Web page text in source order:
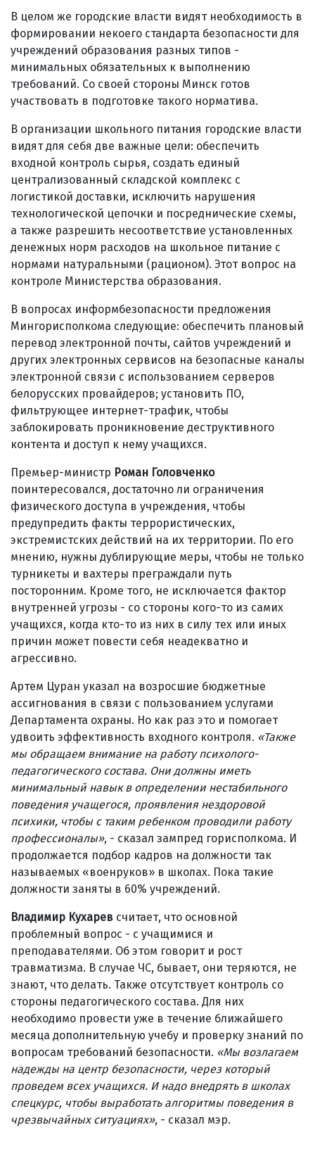
В целом же городские власти видят необходимость в
формировании некоего стандарта безопасности для
учреждений образования разных типов -
минимальных обязательных к выполнению
требований. Со своей стороны Минск готов
участвовать в подготовке такого норматива.
В организации школьного питания городские власти
видят для себя две важные цели: обеспечить
входной контроль сырья, создать единый
централизованный складской комплекс с
логистикой доставки, исключить нарушения
технологической цепочки и посреднические схемы,
а также разрешить несоответствие установленных
денежных норм расходов на школьное питание с
нормами натуральными (рационом). Этот вопрос на
контроле Министерства образования.
В вопросах информбезопасности предложения
Мингорисполкома следующие: обеспечить плановый
перевод электронной почты, сайтов учреждений и
других электронных сервисов на безопасные каналы
электронной связи с использованием серверов
белорусских провайдеров; установить ПО,
фильтрующее интернет-трафик, чтобы
заблокировать проникновение деструктивного
контента и доступ к нему учащихся.
Премьер-министр Роман Головченко
поинтересовался, достаточно ли ограничения
физического доступа в учреждения, чтобы
предупредить факты террористических,
экстремистских действий на их территории. По его
мнению, нужны дублирующие меры, чтобы не только
турникеты и вахтеры преграждали путь
посторонним. Кроме того, не исключается фактор
внутренней угрозы - со стороны кого-то из самих
учащихся, когда кто-то из них в силу тех или иных
причин может повести себя неадекватно и
агрессивно.
Артем Цуран указал на возросшие бюджетные
ассигнования в связи с пользованием услугами
Департамента охраны. Но как раз это и помогает
удвоить эффективность входного контроля. «Также
мы обращаем внимание на работу психолого-
педагогического состава. Они должны иметь
минимальный навык в определении нестабильного
поведения учащегося, проявления нездоровой
психики, чтобы с таким ребенком проводили работу
профессионалы», - сказал зампред горисполкома. И
продолжается подбор кадров на должности так
называемых «военруков» в школах. Пока такие
должности заняты в 60% учреждений.
Владимир Кухарев считает, что основной
проблемный вопрос - с учащимися и
преподавателями. Об этом говорит и рост
травматизма. В случае ЧС, бывает, они теряются, не
знают, что делать. Также отсутствует контроль со
стороны педагогического состава. Для них
необходимо провести уже в течение ближайшего
месяца дополнительную учебу и проверку знаний по
вопросам требований безопасности. «Мы возлагаем
надежды на центр безопасности, через который
проведем всех учащихся. И надо внедрять в школах
спецкурс, чтобы выработать алгоритмы поведения в
чрезвычайных ситуациях», - сказал мэр.